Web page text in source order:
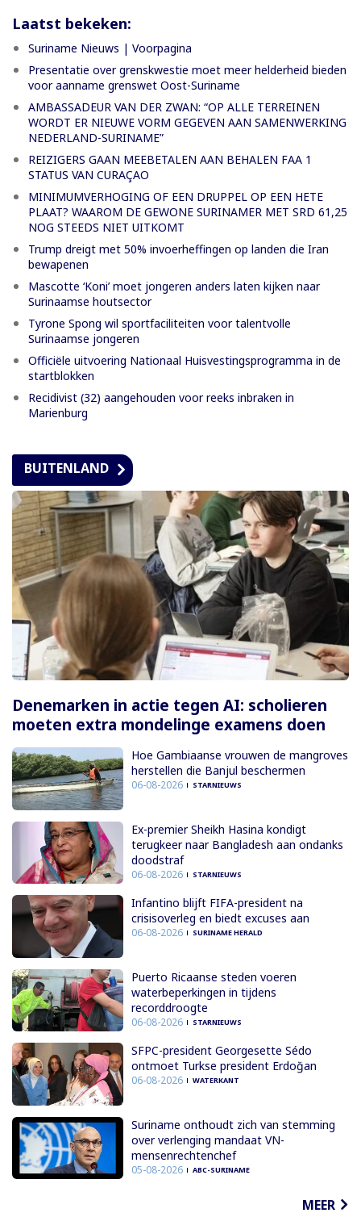
Laatst bekeken:
Suriname Nieuws | Voorpagina
Presentatie over grenskwestie moet meer helderheid bieden
voor aanname grenswet Oost-Suriname
AMBASSADEUR VAN DER ZWAN: “OP ALLE TERREINEN
WORDT ER NIEUWE VORM GEGEVEN AAN SAMENWERKING
NEDERLAND-SURINAME”
REIZIGERS GAAN MEEBETALEN AAN BEHALEN FAA 1
STATUS VAN CURAÇAO
MINIMUMVERHOGING OF EEN DRUPPEL OP EEN HETE
PLAAT? WAAROM DE GEWONE SURINAMER MET SRD 61,25
NOG STEEDS NIET UITKOMT
Trump dreigt met 50% invoerheffingen op landen die Iran
bewapenen
Mascotte ‘Koni’ moet jongeren anders laten kijken naar
Surinaamse houtsector
Tyrone Spong wil sportfaciliteiten voor talentvolle
Surinaamse jongeren
Officiële uitvoering Nationaal Huisvestingsprogramma in de
startblokken
Recidivist (32) aangehouden voor reeks inbraken in
Marienburg
BUITENLAND
Denemarken in actie tegen AI: scholieren
moeten extra mondelinge examens doen
Hoe Gambiaanse vrouwen de mangroves
herstellen die Banjul beschermen
06-08-2026 STARNIEUWS
Ex-premier Sheikh Hasina kondigt
terugkeer naar Bangladesh aan ondanks
doodstraf
06-08-2026 STARNIEUWS
Infantino blijft FIFA-president na
crisisoverleg en biedt excuses aan
06-08-2026 SURINAME HERALD
Puerto Ricaanse steden voeren
waterbeperkingen in tijdens
recorddroogte
06-08-2026 STARNIEUWS
SFPC-president Georgesette Sédo
ontmoet Turkse president Erdoğan
06-08-2026 WATERKANT
Suriname onthoudt zich van stemming
over verlenging mandaat VN-
mensenrechtenchef
05-08-2026 ABC-SURINAME
MEER